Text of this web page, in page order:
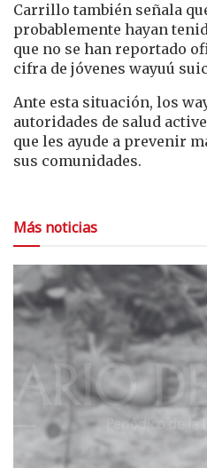
Carrillo también señala
probablemente hayan
que no se han reportado
cifra de jóvenes wayuú
Ante esta situación, los
autoridades de salud
que les ayude a prevenir
sus comunidades.
Más noticias